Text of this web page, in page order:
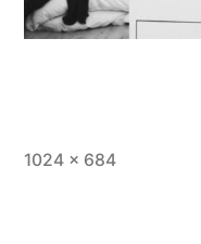
Taille
1024 × 684